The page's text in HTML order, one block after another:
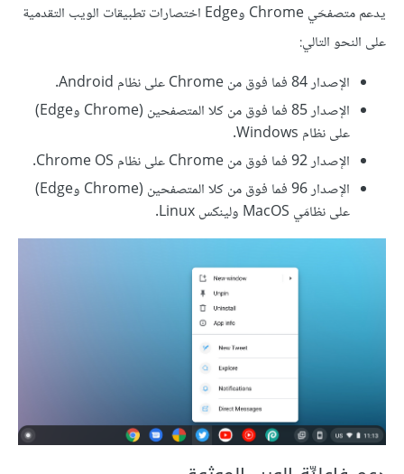
يدعم متصفحَي Chrome وEdge اختصارات تطبيقات الويب التقدمية
على النحو التالي:
الإصدار 84 فما فوق من Chrome على نظام Android.
الإصدار 85 فما فوق من كلا المتصفحين (Chrome وEdge)
على نظام Windows.
الإصدار 92 فما فوق من Chrome على نظام Chrome OS.
الإصدار 96 فما فوق من كلا المتصفحين (Chrome وEdge)
على نظامَي MacOS ولينكس Linux.